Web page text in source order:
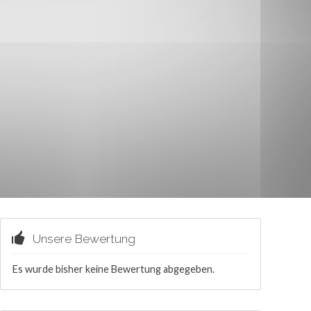
Unsere Bewertung
Es wurde bisher keine Bewertung abgegeben.